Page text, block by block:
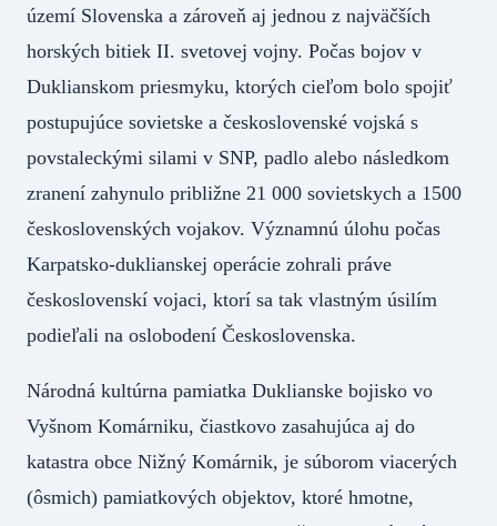
území Slovenska a zároveň aj jednou z najväčších
horských bitiek II. svetovej vojny. Počas bojov v
Duklianskom priesmyku, ktorých cieľom bolo spojiť
postupujúce sovietske a československé vojská s
povstaleckými silami v SNP, padlo alebo následkom
zranení zahynulo približne 21 000 sovietskych a 1500
československých vojakov. Významnú úlohu počas
Karpatsko-duklianskej operácie zohrali práve
československí vojaci, ktorí sa tak vlastným úsilím
podieľali na oslobodení Československa.
Národná kultúrna pamiatka Duklianske bojisko vo
Vyšnom Komárniku, čiastkovo zasahujúca aj do
katastra obce Nižný Komárnik, je súborom viacerých
(ôsmich) pamiatkových objektov, ktoré hmotne,